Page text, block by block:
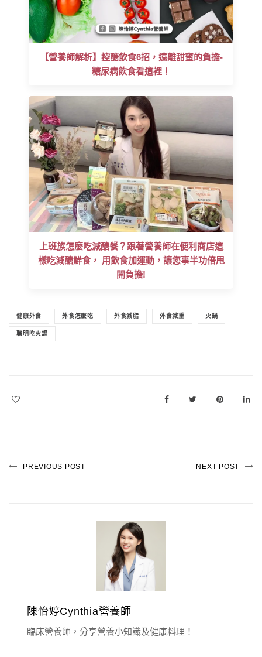
【營養師解析】控醣飲食6招，遠離甜蜜的負擔-
糖尿病飲食看這裡！
上班族怎麼吃減醣餐？跟著營養師在便利商店這
樣吃減醣鮮食， 用飲食加運動，讓您事半功倍甩
開負擔!
健康外食 外食怎麼吃 外食減脂 外食減重 火鍋
聰明吃火鍋
PREVIOUS POST NEXT POST
陳怡婷Cynthia營養師
臨床營養師，分享營養小知識及健康料理！